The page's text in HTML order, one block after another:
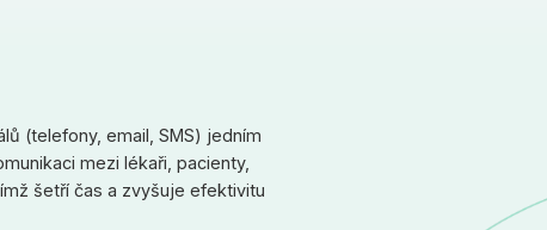
(telefony, email, SMS) jedním
mezi lékaři, pacienty,
šetří čas a zvyšuje efektivitu